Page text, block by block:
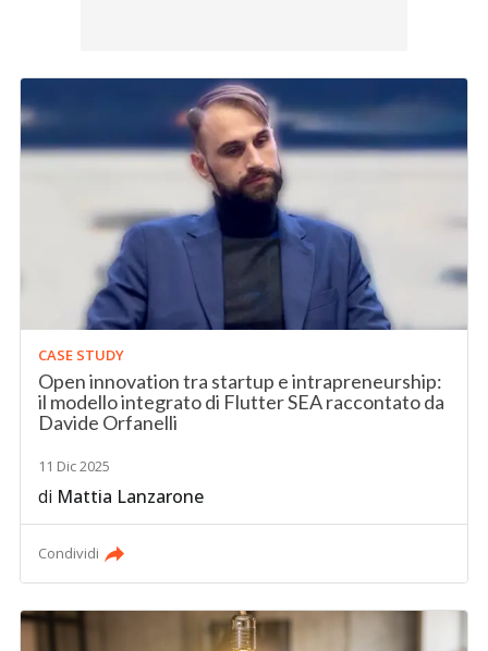
CASE STUDY
Open innovation tra startup e intrapreneurship:
il modello integrato di Flutter SEA raccontato da
Davide Orfanelli
11 Dic 2025
di Mattia Lanzarone
Condividi